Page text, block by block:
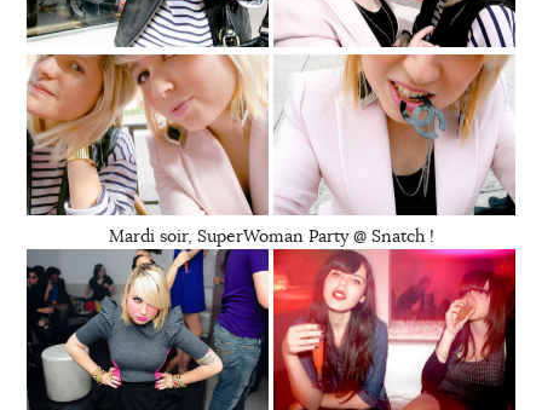
Mardi soir, SuperWoman Party @ Snatch !